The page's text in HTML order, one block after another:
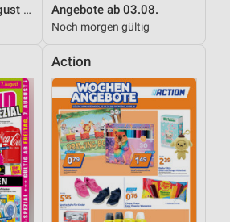
Online-Angebote August 2026 Angebote ab 03.08.
Noch morgen gültig
Action